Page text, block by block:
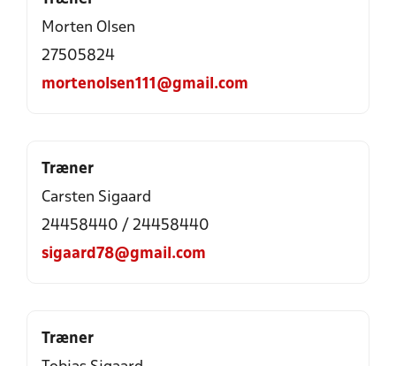
Morten Olsen
27505824
mortenolsen111@gmail.com
Træner
Carsten Sigaard
24458440 / 24458440
sigaard78@gmail.com
Træner